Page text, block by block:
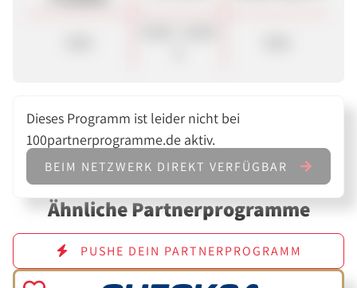
Dieses Programm ist leider nicht bei
100partnerprogramme.de aktiv.
BEIM NETZWERK DIREKT VERFÜGBAR
Ähnliche Partnerprogramme
PUSHE DEIN PARTNERPROGRAMM